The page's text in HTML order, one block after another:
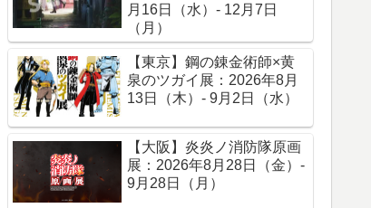
月16日（水）- 12月7日
（月）
【東京】鋼の錬金術師×黄
泉のツガイ展：2026年8月
13日（木）- 9月2日（水）
【大阪】炎炎ノ消防隊原画
展：2026年8月28日（金）-
9月28日（月）